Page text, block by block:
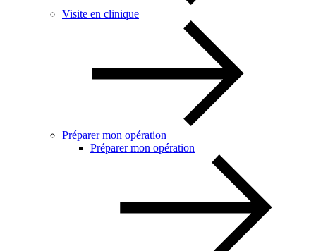
Visite en clinique
Préparer mon opération
Préparer mon opération